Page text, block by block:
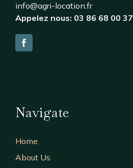
info@agri-location.fr
Appelez nous: 03 86 68 00 37
Navigate
Home
About Us